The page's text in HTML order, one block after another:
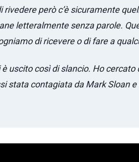
rivedere però c’è sicuramente
letteralmente senza parole.
di ricevere o di fare a
è uscito così di slancio. Ho
stata contagiata da Mark Sloan